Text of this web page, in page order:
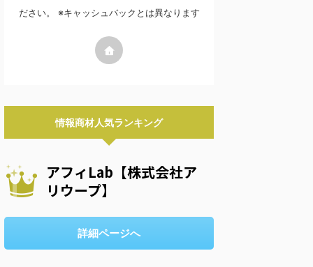
ださい。 ※キャッシュバックとは異なります
情報商材人気ランキング
アフィLab【株式会社ア
リウープ】
詳細ページへ